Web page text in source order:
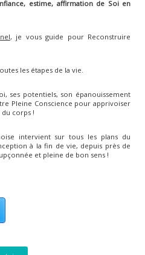
estime, affirmation de Soi en
, je vous guide pour Reconstruire
les étapes de la vie.
ses potentiels, son épanouissement
Pleine Conscience pour apprivoiser
corps !
intervient sur tous les plans du
à la fin de vie, depuis près de
et pleine de bon sens !